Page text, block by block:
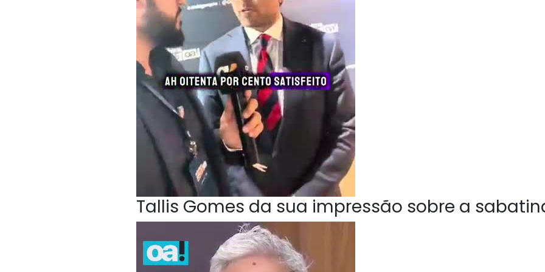
Tallis Gomes da sua impressão sobre a